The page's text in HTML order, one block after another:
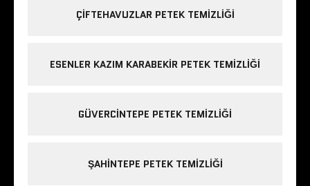
ÇIFTEHAVUZLAR PETEK TEMIZLIĞI
ESENLER KAZIM KARABEKIR PETEK TEMIZLIĞI
GÜVERCINTEPE PETEK TEMIZLIĞI
ŞAHINTEPE PETEK TEMIZLIĞI